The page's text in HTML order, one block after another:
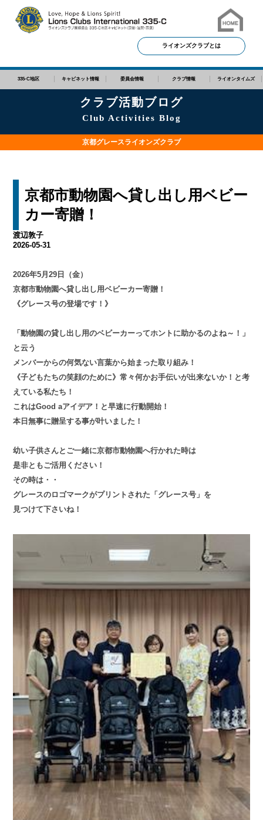
ライオンズクラブとは
335-C地区 キャビネット情報 委員会情報 クラブ情報 ライオンタイムズ
クラブ活動ブログ
Club Activities Blog
京都グレースライオンズクラブ
京都市動物園へ貸し出し用ベビー
カー寄贈！
渡辺敦子
2026-05-31
2026年5月29日（金）
京都市動物園へ貸し出し用ベビーカー寄贈！
《グレース号の登場です！》
「動物園の貸し出し用のベビーカーってホントに助かるのよね～！」
と云う
メンバーからの何気ない言葉から始まった取り組み！
《子どもたちの笑顔のために》常々何かお手伝いが出来ないか！と考
えている私たち！
これはGood aアイデア！と早速に行動開始！
本日無事に贈呈する事が叶いました！
幼い子供さんとご一緒に京都市動物園へ行かれた時は
是非ともご活用ください！
その時は・・
グレースのロゴマークがプリントされた「グレース号」を
見つけて下さいね！